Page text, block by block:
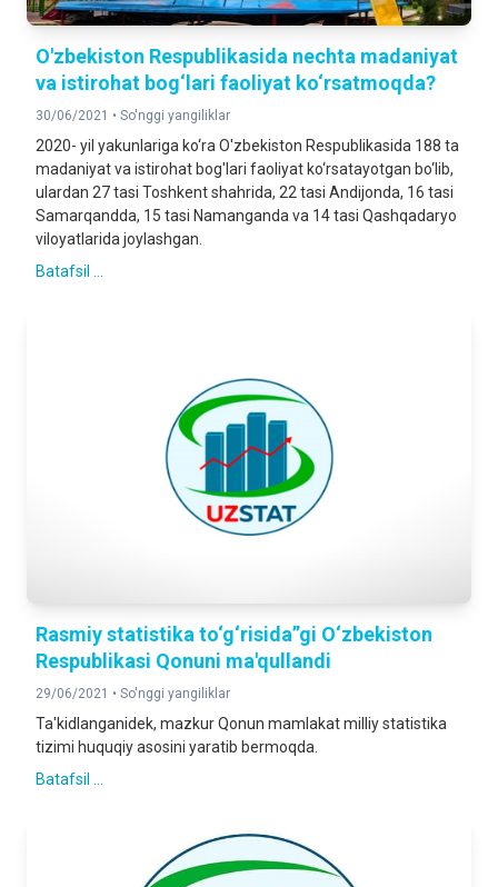
O'zbekiston Respublikasida nechta madaniyat
va istirohat bog‘lari faoliyat ko‘rsatmoqda?
30/06/2021 • So'nggi yangiliklar
2020- yil yakunlariga ko‘ra O'zbekiston Respublikasida 188 ta
madaniyat va istirohat bog'lari faoliyat ko‘rsatayotgan bo‘lib,
ulardan 27 tasi Toshkent shahrida, 22 tasi Andijonda, 16 tasi
Samarqandda, 15 tasi Namanganda va 14 tasi Qashqadaryo
viloyatlarida joylashgan.
Batafsil ...
Rasmiy statistika to‘g‘risida”gi O‘zbekiston
Respublikasi Qonuni ma'qullandi
29/06/2021 • So'nggi yangiliklar
Ta'kidlanganidek, mazkur Qonun mamlakat milliy statistika
tizimi huquqiy asosini yaratib bermoqda.
Batafsil ...